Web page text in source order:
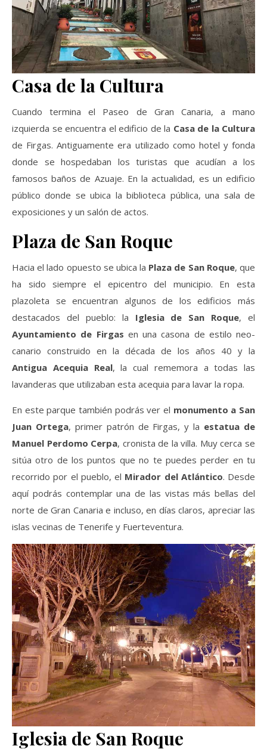
Casa de la Cultura
Cuando termina el Paseo de Gran Canaria, a mano
izquierda se encuentra el edificio de la Casa de la Cultura
de Firgas. Antiguamente era utilizado como hotel y fonda
donde se hospedaban los turistas que acudían a los
famosos baños de Azuaje. En la actualidad, es un edificio
público donde se ubica la biblioteca pública, una sala de
exposiciones y un salón de actos.
Plaza de San Roque
Hacia el lado opuesto se ubica la Plaza de San Roque, que
ha sido siempre el epicentro del municipio. En esta
plazoleta se encuentran algunos de los edificios más
destacados del pueblo: la Iglesia de San Roque, el
Ayuntamiento de Firgas en una casona de estilo neo-
canario construido en la década de los años 40 y la
Antigua Acequia Real, la cual rememora a todas las
lavanderas que utilizaban esta acequia para lavar la ropa.
En este parque también podrás ver el monumento a San
Juan Ortega, primer patrón de Firgas, y la estatua de
Manuel Perdomo Cerpa, cronista de la villa. Muy cerca se
sitúa otro de los puntos que no te puedes perder en tu
recorrido por el pueblo, el Mirador del Atlántico. Desde
aquí podrás contemplar una de las vistas más bellas del
norte de Gran Canaria e incluso, en días claros, apreciar las
islas vecinas de Tenerife y Fuerteventura.
Iglesia de San Roque